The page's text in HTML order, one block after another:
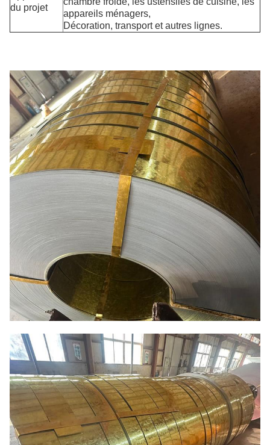
du projet
appareils ménagers,
Décoration, transport et autres lignes.